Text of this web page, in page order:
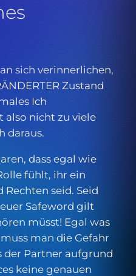
sich verinnerlichen,
Zustand
Ich
nicht zu viele
daraus.
dass egal wie
fühlt, ihr ein
seid. Seid
Safeword gilt
müsst! Egal was
man die Gefahr
der Partner aufgrund
keine genauen